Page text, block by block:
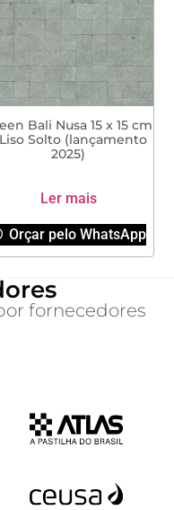
Bali Nusa 15 x 15 cm
Solto (lançamento
2025)
Ler mais
Orçar pelo WhatsApp
fornecedores